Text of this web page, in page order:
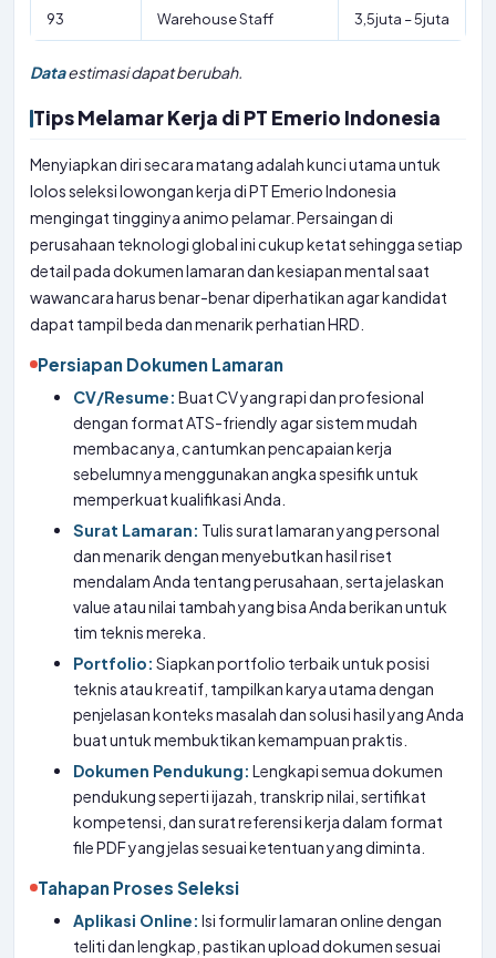
93 Warehouse Staff 3,5juta – 5juta
Dataestimasi dapat berubah.
Tips Melamar Kerja di PT Emerio Indonesia
Menyiapkan diri secara matang adalah kunci utama untuk
lolos seleksi lowongan kerja di PT Emerio Indonesia
mengingat tingginya animo pelamar. Persaingan di
perusahaan teknologi global ini cukup ketat sehingga setiap
detail pada dokumen lamaran dan kesiapan mental saat
wawancara harus benar-benar diperhatikan agar kandidat
dapat tampil beda dan menarik perhatian HRD.
Persiapan Dokumen Lamaran
CV/Resume: Buat CV yang rapi dan profesional
dengan format ATS-friendly agar sistem mudah
membacanya, cantumkan pencapaian kerja
sebelumnya menggunakan angka spesifik untuk
memperkuat kualifikasi Anda.
Surat Lamaran: Tulis surat lamaran yang personal
dan menarik dengan menyebutkan hasil riset
mendalam Anda tentang perusahaan, serta jelaskan
value atau nilai tambah yang bisa Anda berikan untuk
tim teknis mereka.
Portfolio: Siapkan portfolio terbaik untuk posisi
teknis atau kreatif, tampilkan karya utama dengan
penjelasan konteks masalah dan solusi hasil yang Anda
buat untuk membuktikan kemampuan praktis.
Dokumen Pendukung: Lengkapi semua dokumen
pendukung seperti ijazah, transkrip nilai, sertifikat
kompetensi, dan surat referensi kerja dalam format
file PDF yang jelas sesuai ketentuan yang diminta.
Tahapan Proses Seleksi
Aplikasi Online: Isi formulir lamaran online dengan
teliti dan lengkap, pastikan upload dokumen sesuai